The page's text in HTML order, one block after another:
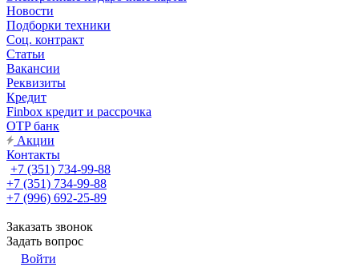
Новости
Подборки техники
Соц. контракт
Статьи
Вакансии
Реквизиты
Кредит
Finbox кредит и рассрочка
OTP банк
Акции
Контакты
+7 (351) 734-99-88
+7 (351) 734-99-88
+7 (996) 692-25-89
Заказать звонок
Задать вопрос
Войти